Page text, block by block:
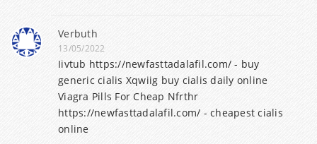
Verbuth
13/05/2022
Iivtub https://newfasttadalafil.com/ - buy
generic cialis Xqwiig buy cialis daily online
Viagra Pills For Cheap Nfrthr
https://newfasttadalafil.com/ - cheapest cialis
online